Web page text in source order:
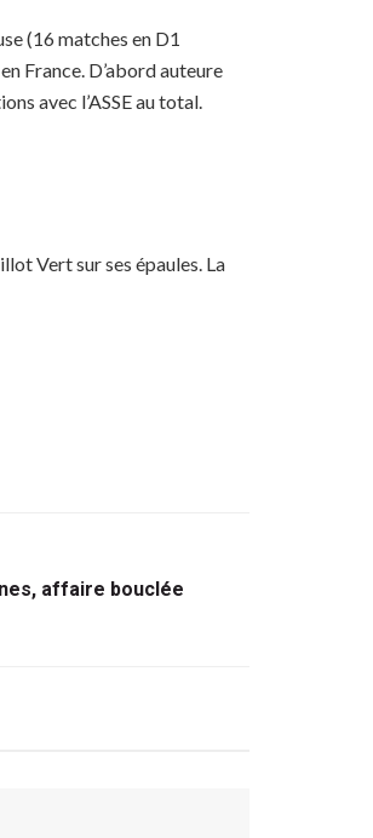
(16 matches en D1
France. D’abord auteure
avec l’ASSE au total.
Vert sur ses épaules. La
affaire bouclée